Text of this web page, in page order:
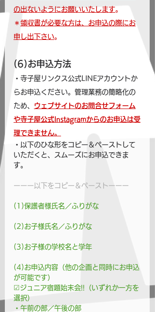
の出ないようにお願いいたします。
＊ 領収書が必要な方は、お申込の際にお
申し出下さい。
(6)お申込方法
・寺子屋リンクス公式LINEアカウントか
らお申込ください。管理業務の簡略化の
ため、 ウェブサイトのお問合せフォーム
や寺子屋公式Instagramからのお申込は受
理できません。
・以下のひな形をコピー＆ペーストして
いただくと、スムーズにお申込できま
す。
ーーー以下をコピー＆ペーストーーー
(1)保護者様氏名／ふりがな
(2)お子様氏名／ふりがな
(3)お子様の学校名と学年
(4)お申込内容（他の企画と同時にお申込
が可能です）
☑ジュニア宿題始末会!!（いずれか一方を
選択）
・午前の部／午後の部